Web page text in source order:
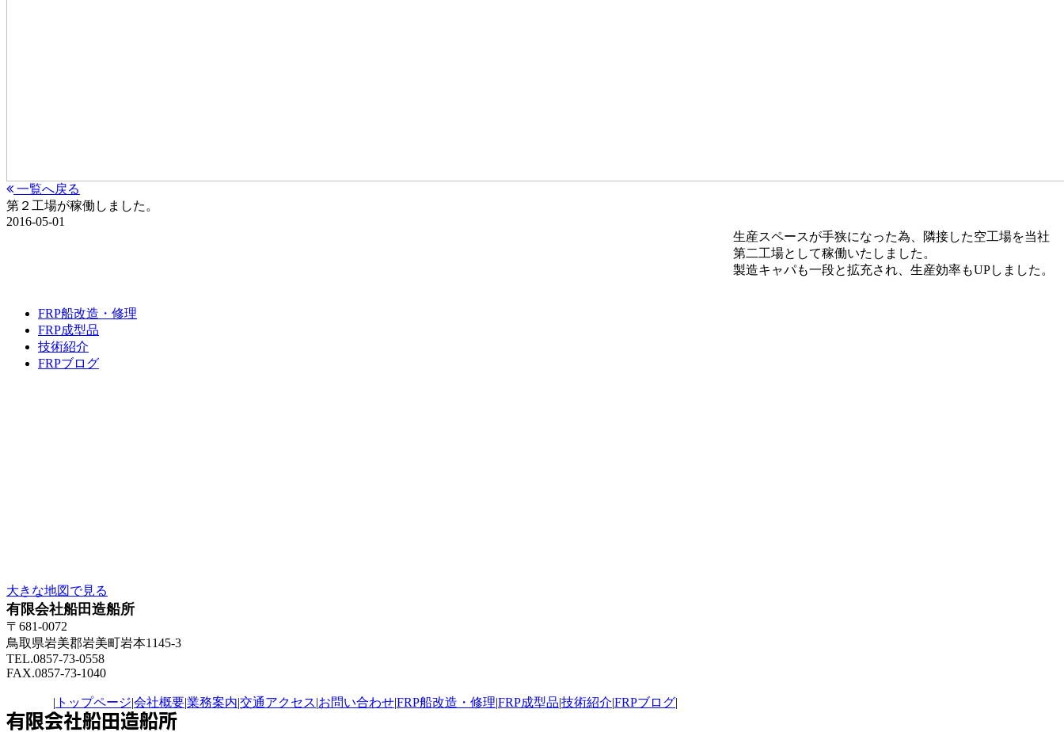
一覧へ戻る
第２工場が稼働しました。
2016-05-01
生産スペースが手狭になった為、隣接した空工場を当社
第二工場として稼働いたしました。
製造キャパも一段と拡充され、生産効率もUPしました。
FRP船改造・修理
FRP成型品
技術紹介
FRPブログ
大きな地図で見る
有限会社船田造船所
〒681-0072
鳥取県岩美郡岩美町岩本1145-3
TEL.0857-73-0558
FAX.0857-73-1040
| トップページ|会社概要|業務案内|交通アクセス|お問い合わせ|FRP船改造・修理|FRP成型品|技術紹介|FRPブログ|
有限会社船田造船所